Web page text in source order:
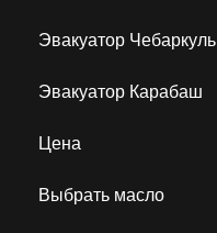
Эвакуатор Чебаркуль
Эвакуатор Карабаш
Цена
Выбрать масло